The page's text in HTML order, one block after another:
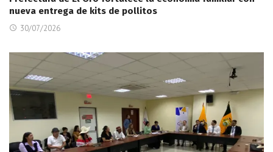
nueva entrega de kits de pollitos
30/07/2026